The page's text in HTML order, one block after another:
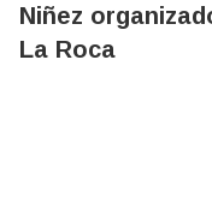
Niñez
La Roca